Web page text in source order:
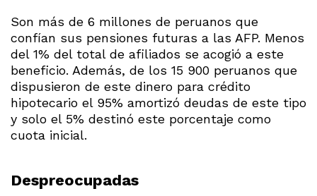
Son más de 6 millones de peruanos que
confían sus pensiones futuras a las AFP. Menos
del 1% del total de afiliados se acogió a este
beneficio. Además, de los 15 900 peruanos que
dispusieron de este dinero para crédito
hipotecario el 95% amortizó deudas de este tipo
y solo el 5% destinó este porcentaje como
cuota inicial.
Despreocupadas